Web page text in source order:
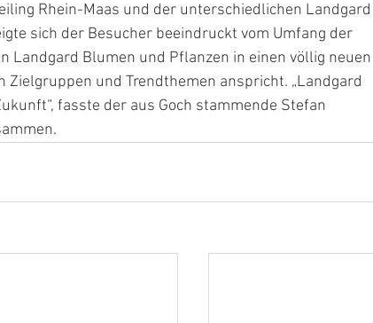
Rhein-Maas und der unterschiedlichen Landgard
sich der Besucher beeindruckt vom Umfang der
Landgard Blumen und Pflanzen in einen völlig neuen
und Trendthemen anspricht. „Landgard
fasste der aus Goch stammende Stefan